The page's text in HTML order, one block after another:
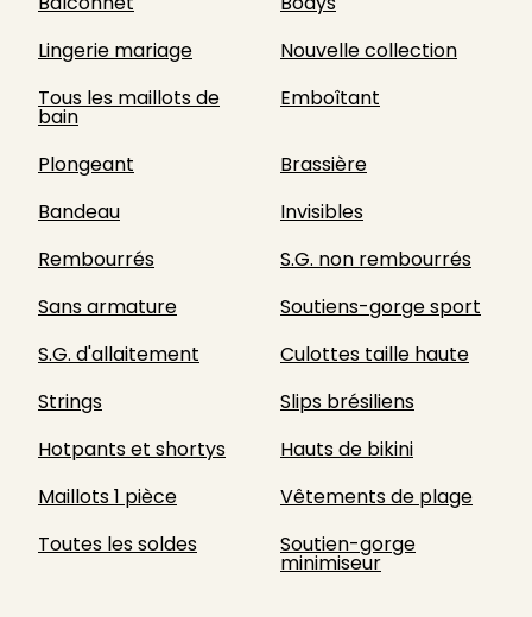
Lingerie mariage
Nouvelle collection
Tous les maillots de
bain
Emboîtant
Plongeant
Brassière
Bandeau
Invisibles
Rembourrés
S.G. non rembourrés
Sans armature
Soutiens-gorge sport
S.G. d'allaitement
Culottes taille haute
Strings
Slips brésiliens
Hotpants et shortys
Hauts de bikini
Maillots 1 pièce
Vêtements de plage
Toutes les soldes
Soutien-gorge
minimiseur